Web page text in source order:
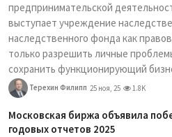
предпринимательской
выступает учреждение
наследственного фонда как
только разрешить личные
сохранить функционирующий
Терехин Филипп 25 ноя, 25 1.8K
Московская биржа объявила
годовых отчетов 2025